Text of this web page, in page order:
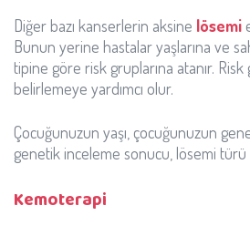
Diğer bazı kanserlerin aksine lösemi
Bunun yerine hastalar yaşlarına ve
tipine göre risk gruplarına atanır. Risk
belirlemeye yardımcı olur.
Çocuğunuzun yaşı, çocuğunuzun
genetik inceleme sonucu, lösemi
Kemoterapi